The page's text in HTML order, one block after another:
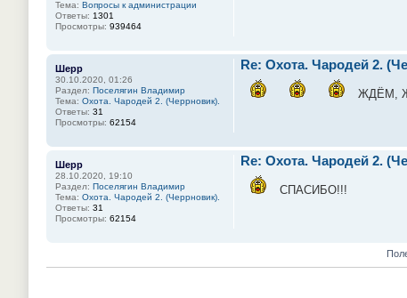
Тема: Вопросы к администрации
Ответы: 1301
Просмотры: 939464
Шерр
30.10.2020, 01:26
Раздел: Поселягин Владимир
Тема: Охота. Чародей 2. (Черрновик).
Ответы: 31
Просмотры: 62154
Re: Охота. Чародей 2.
ЖДЁМ,
Шерр
28.10.2020, 19:10
Раздел: Поселягин Владимир
Тема: Охота. Чародей 2. (Черрновик).
Ответы: 31
Просмотры: 62154
Re: Охота. Чародей 2.
СПАСИБО!!!